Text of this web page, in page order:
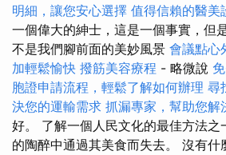
明細，讓您安心選擇 值得信賴的醫美
一個偉大的紳士，這是一個事實，但
不是我們腳前面的美妙風景 會議點心
加輕鬆愉快 撥筋美容療程 - 略微說
胞證申請流程，輕鬆了解如何辦理 尋
決您的運輸需求 抓漏專家，幫助您解
好。 了解一個人民文化的最佳方法之
的陶醉中通過其美食而失去。 沒有什